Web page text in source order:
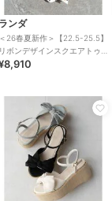
ランダ
＜26春夏新作＞【22.5-25.5】
リボンデザインスクエアトゥ
ュールサンダル